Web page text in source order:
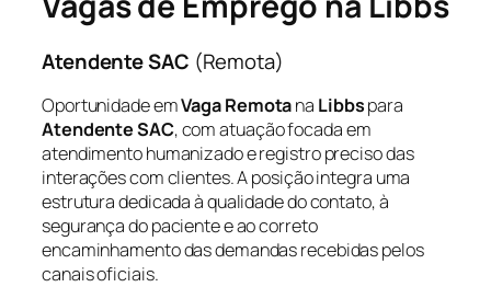
Atendente SAC (Remota)
Oportunidade emVaga Remotana Libbspara
Atendente SAC, com atuação focada em
atendimento humanizado e registro preciso das
interações com clientes. A posição integra uma
estrutura dedicada à qualidade do contato, à
segurança do paciente e ao correto
encaminhamento das demandas recebidas pelos
canais oficiais.